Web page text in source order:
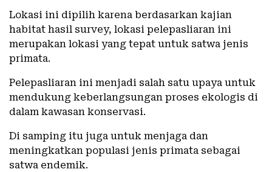
Lokasi ini dipilih karena berdasarkan kajian
habitat hasil survey, lokasi pelepasliaran ini
merupakan lokasi yang tepat untuk satwa jenis
primata.
Pelepasliaran ini menjadi salah satu upaya untuk
mendukung keberlangsungan proses ekologis di
dalam kawasan konservasi.
Di samping itu juga untuk menjaga dan
meningkatkan populasi jenis primata sebagai
satwa endemik.